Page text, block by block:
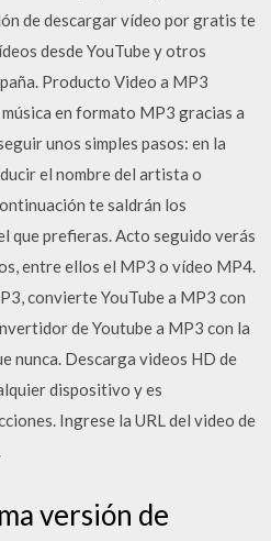
de descargar vídeo por gratis te
desde YouTube y otros
Producto Video a MP3
en formato MP3 gracias a
unos simples pasos: en la
el nombre del artista o
te saldrán los
que prefieras. Acto seguido verás
entre ellos el MP3 o vídeo MP4.
convierte YouTube a MP3 con
de Youtube a MP3 con la
nunca. Descarga videos HD de
dispositivo y es
Ingrese la URL del video de
versión de